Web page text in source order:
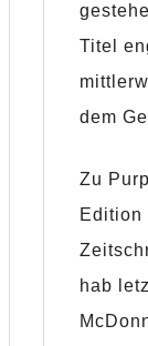
Titel
dem
Zu
Edition
hab